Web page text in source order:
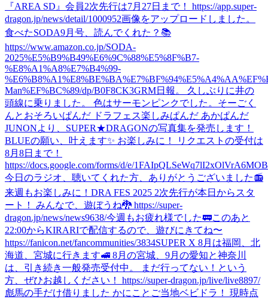
『AREA SD』会員2次先行は7月27日まで！ https://app.super-
dragon.jp/news/detail/1000952画像をアップロードしました。
食べたSODA9月号、読んでくれた？📚
https://www.amazon.co.jp/SODA-
2025%E5%B9%B49%E6%9C%88%E5%8F%B7-
%E8%A1%A8%E7%B4%99-
Man%EF%BC%89/dp/B0F8CK3GRM日報。 久しぶりに井の
頭線に乗りました。 色はサーモンピンクでした。 そーごく
んとおそろいぱんだ ドラフェス楽しみぱんだ あかぱんだ
JUNONより、SUPER★DRAGONの写真集を発売します！
BLUEの願い、叶えます✨ お楽しみに！ リクエストの受付は
8月8日まで！
https://docs.google.com/forms/d/e/
今日のラジオ、聴いてくれた方、ありがとうございました📻
来週もお楽しみに！ DRA FES 2025 2次先行が本日からスタ
ート！ みんなで、遊ぼうね🐉 https://super-
dragon.jp/news/news9638/今週もお疲れ様でした🚃このあと
22:00からKIRARIで配信するので、遊びにきてね〜
https://fanicon.net/fancommunities/3834SUPER X 8月は福岡、北
海道、宮城に行きます🚅 8月の宮城、9月の愛知と神奈川
は、引き続き一般発売受付中。 まだ行ってない！という
方、ぜひお越しください！ https://super-dragon.jp/live/live8897/
彪馬の手だけ借りました かにことご当地ベビドラ！ 現時点